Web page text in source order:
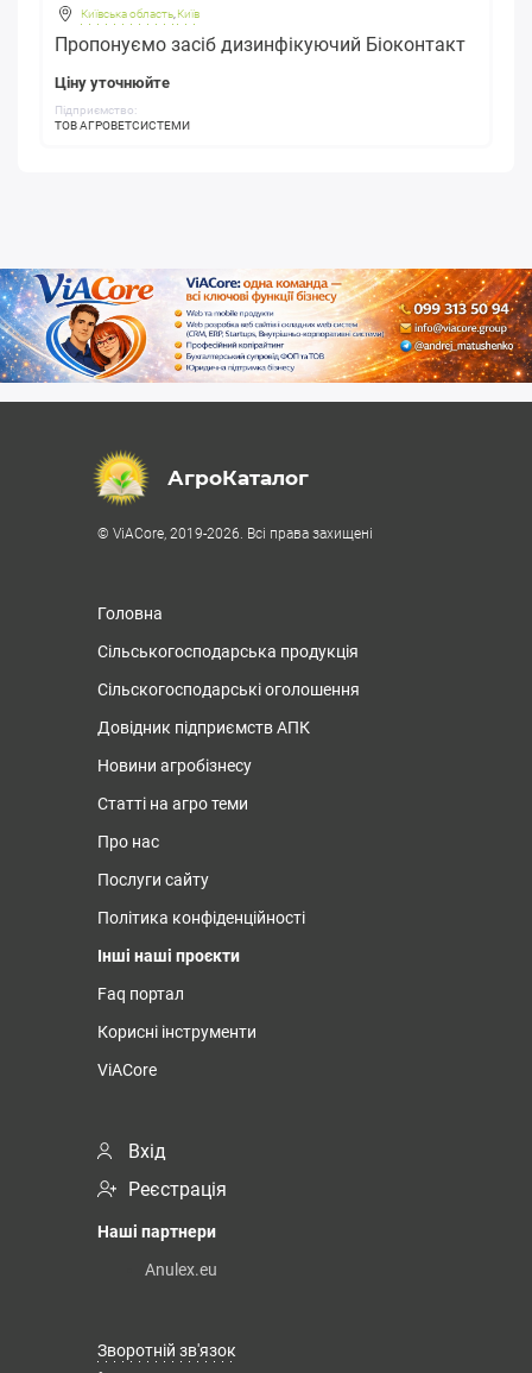
Київська область, Київ
Пропонуємо засіб дизинфікуючий Біоконтакт
Ціну уточнюйте
Підприємство:
ТОВ АГРОВЕТСИСТЕМИ
АгроКаталог
© ViACore, 2019-2026. Всі права захищені
Головна
Сільськогосподарська продукція
Сільскогосподарські оголошення
Довідник підприємств АПК
Новини агробізнесу
Статті на агро теми
Про нас
Послуги сайту
Політика конфіденційності
Інші наші проєкти
Faq портал
Корисні інструменти
ViACore
Вхід
Реєстрація
Наші партнери
Anulex.eu
Зворотній зв'язок